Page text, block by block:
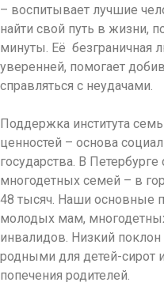
– воспитывает лучшие
найти свой путь в жизни,
минуты. Её безграничная
уверенней, помогает
справляться с неудачами.
Поддержка института
ценностей – основа
государства. В
многодетных семей – в
48 тысяч. Наши основные
молодых мам,
инвалидов. Низкий
родными для детей-сирот
попечения родителей.